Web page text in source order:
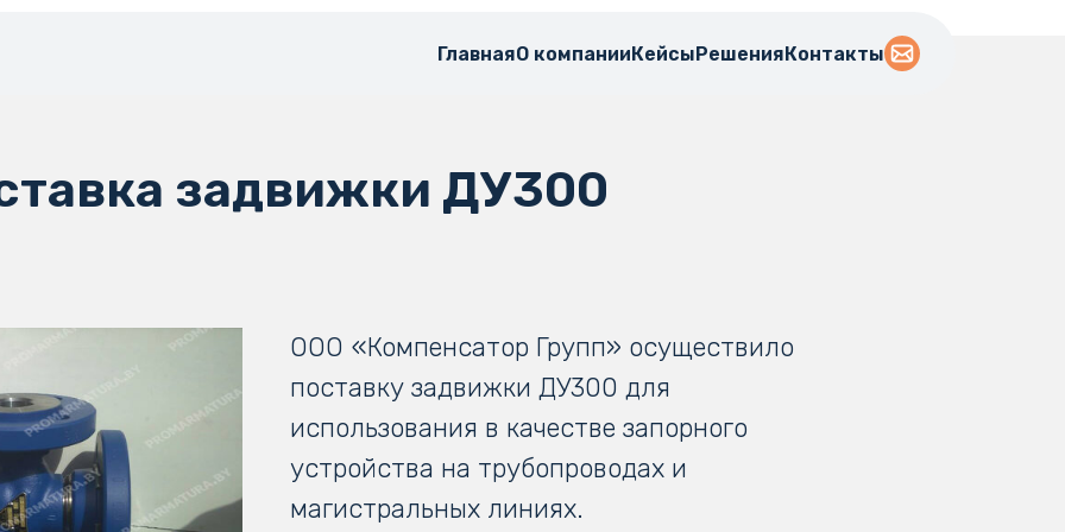
ГлавнаяО компанииКейсыРешенияКонтакты
задвижки ДУ300
ООО «Компенсатор Групп» осуществило
поставку задвижки ДУ300 для
использования в качестве запорного
устройства на трубопроводах и
магистральных линиях.